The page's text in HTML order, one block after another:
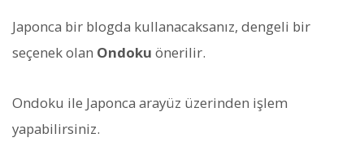
Japonca bir blogda kullanacaksanız, dengeli bir
seçenek olan Ondoku önerilir.
Ondoku ile Japonca arayüz üzerinden işlem
yapabilirsiniz.